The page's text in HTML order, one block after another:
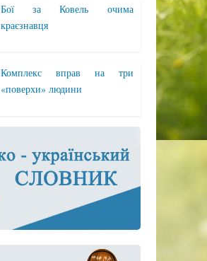
Бої за Ковель очима
краєзнавця
Комплекс вправ на три
«поверхи» людини